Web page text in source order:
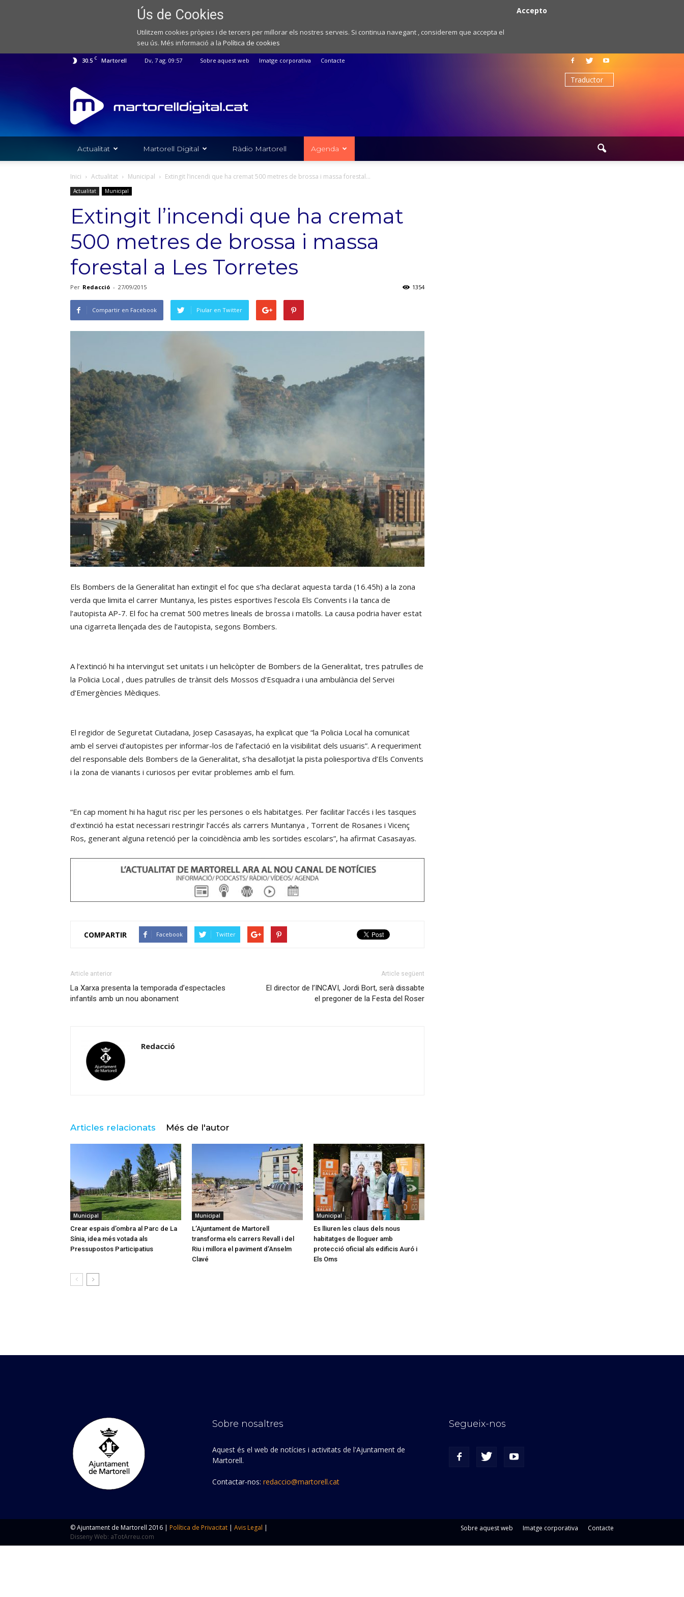
Ús de Cookies
Utilitzem cookies pròpies i de tercers per millorar els nostres serveis. Si continua navegant , considerem que accepta el
seu ús. Més informació a la Política de cookies
Accepto
30.5 C Martorell Dv, 7 ag. 09:57 Sobre aquest web Imatge corporativa Contacte
Web
de
notícies
de
l'Ajuntament
Martorell
Actualitat Martorell Digital Ràdio Martorell Agenda
Inici Actualitat Municipal Extingit l’incendi que ha cremat 500 metres de brossa i massa forestal...
Actualitat Municipal
Extingit l’incendi que ha cremat
500 metres de brossa i massa
forestal a Les Torretes
Per Redacció - 27/09/2015 1354
Compartir en Facebook Piular en Twitter
Els Bombers de la Generalitat han extingit el foc que s’ha declarat aquesta tarda (16.45h) a la zona
verda que limita el carrer Muntanya, les pistes esportives l’escola Els Convents i la tanca de
l’autopista AP-7. El foc ha cremat 500 metres lineals de brossa i matolls. La causa podria haver estat
una cigarreta llençada des de l’autopista, segons Bombers.
A l’extinció hi ha intervingut set unitats i un helicòpter de Bombers de la Generalitat, tres patrulles de
la Policia Local , dues patrulles de trànsit dels Mossos d’Esquadra i una ambulància del Servei
d’Emergències Mèdiques.
El regidor de Seguretat Ciutadana, Josep Casasayas, ha explicat que “la Policia Local ha comunicat
amb el servei d’autopistes per informar-los de l’afectació en la visibilitat dels usuaris”. A requeriment
del responsable dels Bombers de la Generalitat, s’ha desallotjat la pista poliesportiva d’Els Convents
i la zona de vianants i curiosos per evitar problemes amb el fum.
“En cap moment hi ha hagut risc per les persones o els habitatges. Per facilitar l’accés i les tasques
d’extinció ha estat necessari restringir l’accés als carrers Muntanya , Torrent de Rosanes i Vicenç
Ros, generant alguna retenció per la coincidència amb les sortides escolars”, ha afirmat Casasayas.
COMPARTIR Facebook Twitter
Article anterior
La Xarxa presenta la temporada d’espectacles
infantils amb un nou abonament
Article següent
El director de l’INCAVI, Jordi Bort, serà dissabte
el pregoner de la Festa del Roser
Redacció
Articles relacionats Més de l'autor
Municipal
Crear espais d’ombra al Parc de La
Sínia, idea més votada als
Pressupostos Participatius
Municipal
L’Ajuntament de Martorell
transforma els carrers Revall i del
Riu i millora el paviment d’Anselm
Clavé
Municipal
Es lliuren les claus dels nous
habitatges de lloguer amb
protecció oficial als edificis Auró i
Els Oms
Sobre nosaltres
Aquest és el web de notícies i activitats de l'Ajuntament de
Martorell.
Contactar-nos: redaccio@martorell.cat
Segueix-nos
Sobre aquest web Imatge corporativa Contacte
© Ajuntament de Martorell 2016 | Política de Privacitat | Avis Legal |
Disseny Web: aTotArreu.com